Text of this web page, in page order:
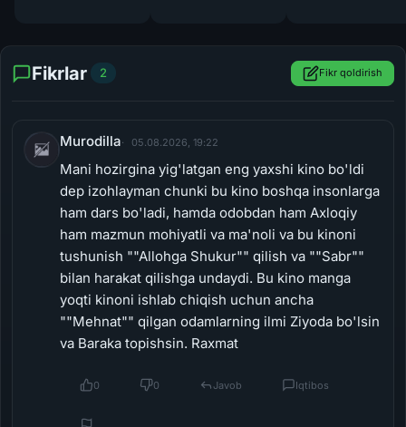
Fikrlar 2 Fikr qoldirish
Murodilla 05.08.2026, 19:22
Mani hozirgina yig'latgan eng yaxshi kino bo'ldi
dep izohlayman chunki bu kino boshqa insonlarga
ham dars bo'ladi, hamda odobdan ham Axloqiy
ham mazmun mohiyatli va ma'noli va bu kinoni
tushunish ""Allohga Shukur"" qilish va ""Sabr""
bilan harakat qilishga undaydi. Bu kino manga
yoqti kinoni ishlab chiqish uchun ancha
""Mehnat"" qilgan odamlarning ilmi Ziyoda bo'lsin
va Baraka topishsin. Raxmat
0 0 Javob Iqtibos